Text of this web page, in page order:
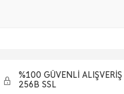
%100 GÜVENLİ ALIŞVERİŞ
256B SSL